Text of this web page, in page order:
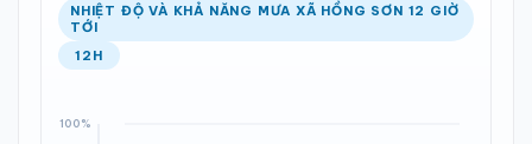
Ổn định Khả năng mưa
NHIỆT ĐỘ VÀ KHẢ NĂNG MƯA XÃ HỒNG SƠN 12 GIỜ
TỚI
12H